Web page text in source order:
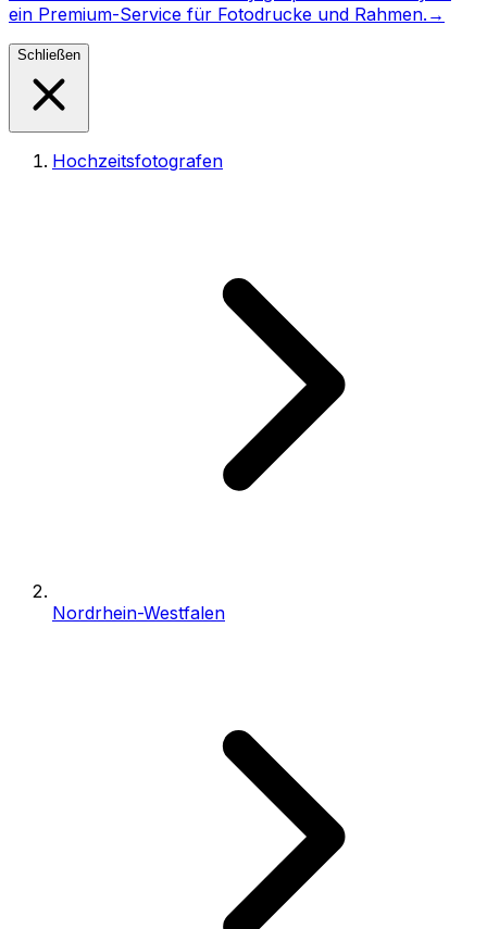
ein Premium-Service für Fotodrucke und Rahmen. →
Schließen
Hochzeitsfotografen
Nordrhein-Westfalen